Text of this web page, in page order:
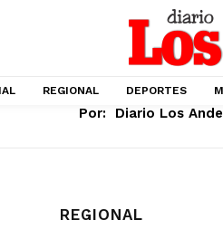
REGIONAL DEPORTES
Por: Diario Los
REGIONAL